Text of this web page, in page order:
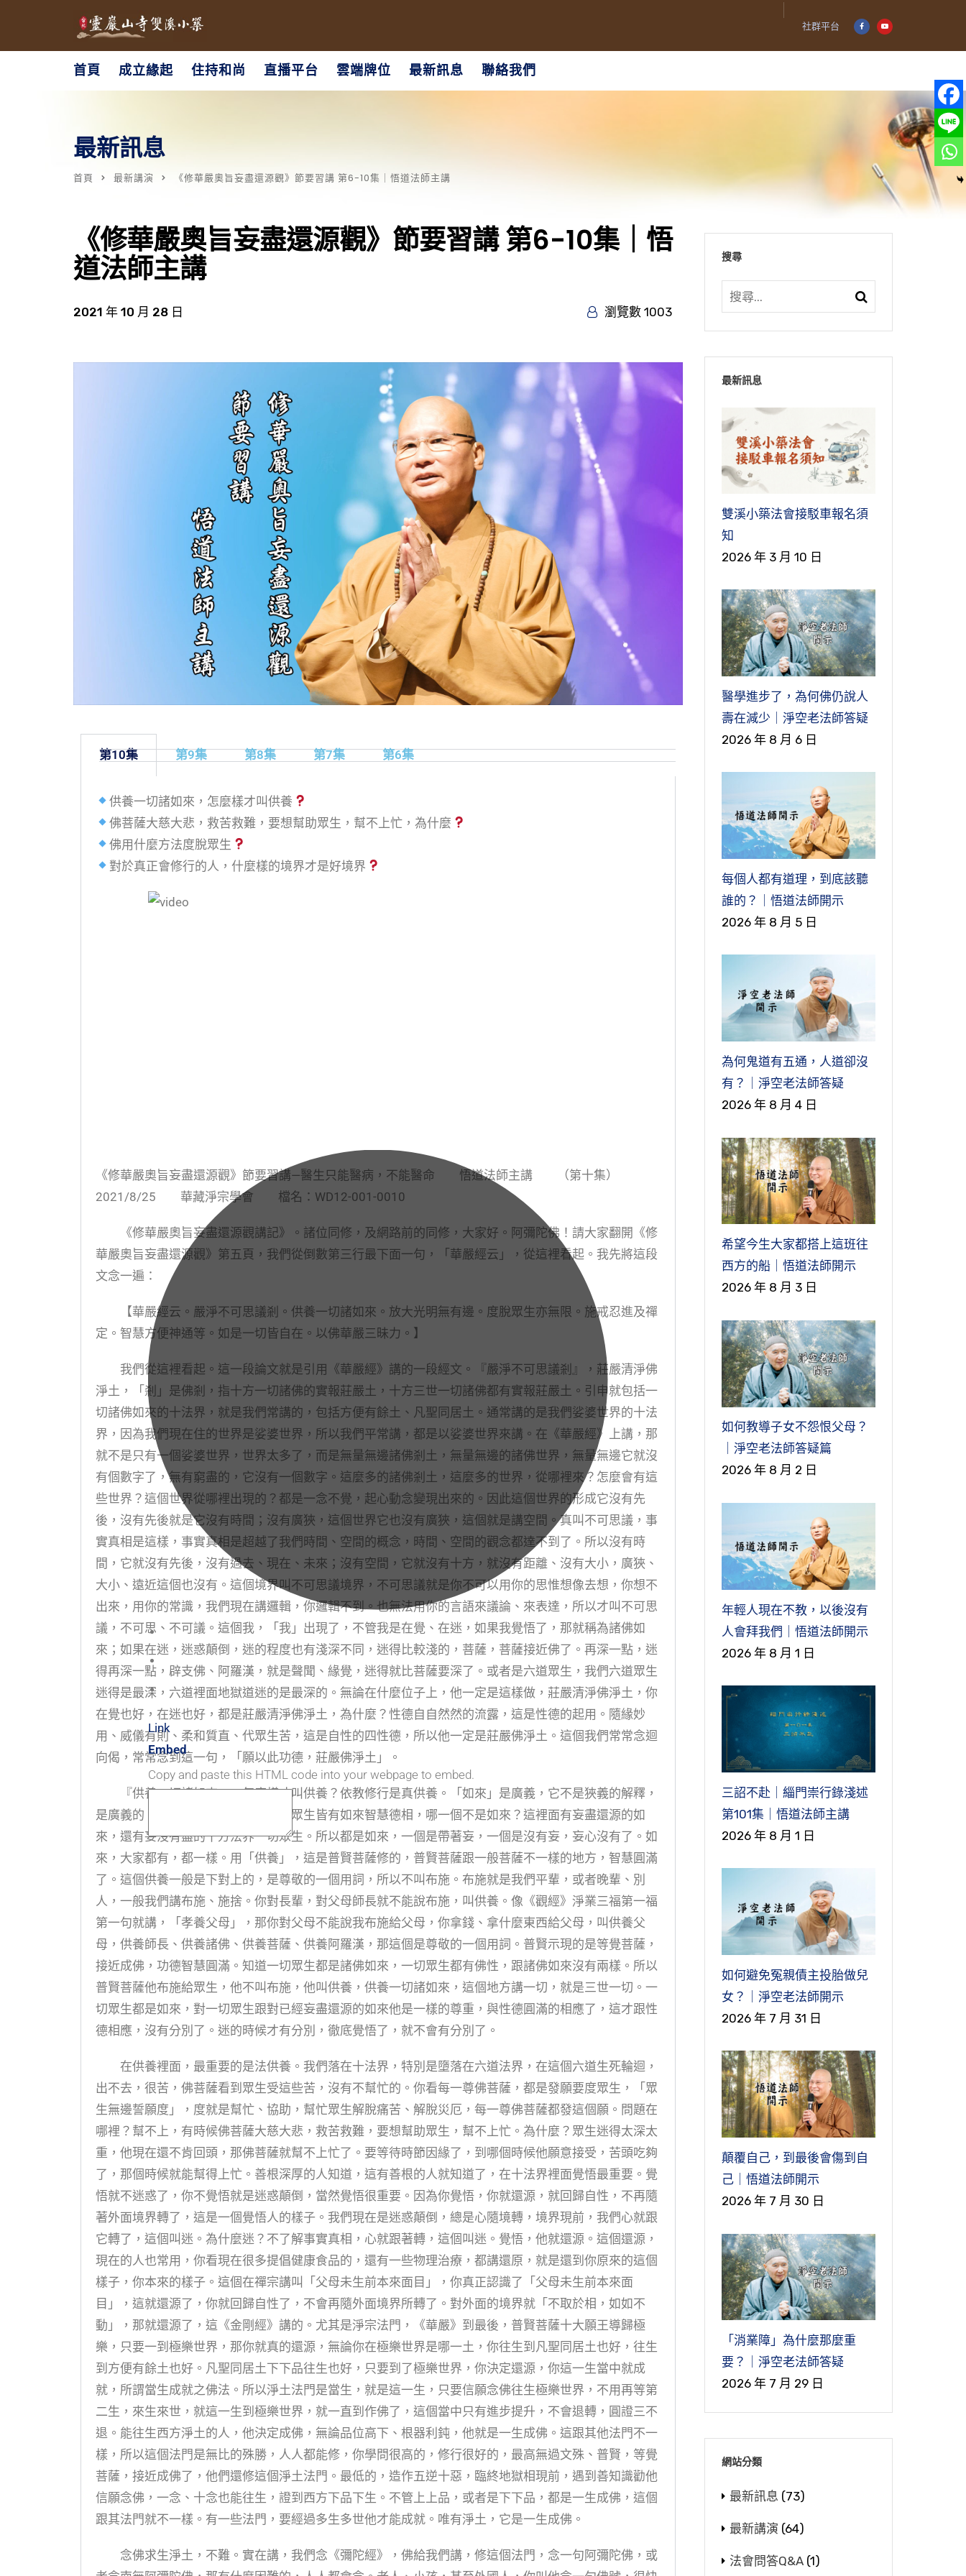
社群平台
首頁 成立緣起 住持和尚 直播平台 雲端牌位 最新訊息 聯絡我們
最新訊息
首頁 最新講演 《修華嚴奧旨妄盡還源觀》節要習講 第6-10集｜悟道法師主講
《修華嚴奧旨妄盡還源觀》節要習講 第6-10集｜悟
道法師主講
2021 年 10 月 28 日 瀏覽數 1003
第10集 第9集 第8集 第7集 第6集
供養一切諸如來，怎麼樣才叫供養
佛菩薩大慈大悲，救苦救難，要想幫助眾生，幫不上忙，為什麼
佛用什麼方法度脫眾生
對於真正會修行的人，什麼樣的境界才是好境界
Link
Embed
Copy and paste this HTML code into your webpage to embed.
《修華嚴奧旨妄盡還源觀》節要習講—醫生只能醫病，不能醫命 悟道法師主講 （第十集）
2021/8/25 華藏淨宗學會 檔名：WD12-001-0010
《修華嚴奧旨妄盡還源觀講記》。諸位同修，及網路前的同修，大家好。阿彌陀佛！請大家翻開《修
華嚴奧旨妄盡還源觀》第五頁，我們從倒數第三行最下面一句，「華嚴經云」，從這裡看起。我先將這段
文念一遍：
【華嚴經云。嚴淨不可思議剎。供養一切諸如來。放大光明無有邊。度脫眾生亦無限。施戒忍進及禪
定。智慧方便神通等。如是一切皆自在。以佛華嚴三昧力。】
我們從這裡看起。這一段論文就是引用《華嚴經》講的一段經文。『嚴淨不可思議剎』，莊嚴清淨佛
淨土，「剎」是佛剎，指十方一切諸佛的實報莊嚴土，十方三世一切諸佛都有實報莊嚴土。引申就包括一
切諸佛如來的十法界，就是我們常講的，包括方便有餘土、凡聖同居土。通常講的是我們娑婆世界的十法
界，因為我們現在住的世界是娑婆世界，所以我們平常講，都是以娑婆世界來講。在《華嚴經》上講，那
就不是只有一個娑婆世界，世界太多了，而是無量無邊諸佛剎土，無量無邊的諸佛世界，無量無邊它就沒
有個數字了，無有窮盡的，它沒有一個數字。這麼多的諸佛剎土，這麼多的世界，從哪裡來？怎麼會有這
些世界？這個世界從哪裡出現的？都是一念不覺，起心動念變現出來的。因此這個世界的形成它沒有先
後，沒有先後就是它沒有時間；沒有廣狹，這個世界它也沒有廣狹，這個就是講空間。真叫不可思議，事
實真相是這樣，事實真相是超越了我們時間、空間的概念，時間、空間的觀念都達不到了。所以沒有時
間，它就沒有先後，沒有過去、現在、未來；沒有空間，它就沒有十方，就沒有距離、沒有大小，廣狹、
大小、遠近這個也沒有。這個境界叫不可思議境界，不可思議就是你不可以用你的思惟想像去想，你想不
出來，用你的常識，我們現在講邏輯，你邏輯不到。也無法用你的言語來議論、來表達，所以才叫不可思
議，不可思、不可議。這個我，「我」出現了，不管我是在覺、在迷，如果我覺悟了，那就稱為諸佛如
來；如果在迷，迷惑顛倒，迷的程度也有淺深不同，迷得比較淺的，菩薩，菩薩接近佛了。再深一點，迷
得再深一點，辟支佛、阿羅漢，就是聲聞、緣覺，迷得就比菩薩要深了。或者是六道眾生，我們六道眾生
迷得是最深，六道裡面地獄道迷的是最深的。無論在什麼位子上，他一定是這樣做，莊嚴清淨佛淨土，你
在覺也好，在迷也好，都是莊嚴清淨佛淨土，為什麼？性德自自然然的流露，這是性德的起用。隨緣妙
用、威儀有則、柔和質直、代眾生苦，這是自性的四性德，所以他一定是莊嚴佛淨土。這個我們常常念迴
向偈，常常念到這一句，「願以此功德，莊嚴佛淨土」。
『供養一切諸如來』，怎麼樣才叫供養？依教修行是真供養。「如來」是廣義，它不是狹義的解釋，
是廣義的。一切眾生本來是佛，一切眾生皆有如來智慧德相，哪一個不是如來？這裡面有妄盡還源的如
來，還有妄沒有盡的十方法界一切眾生。所以都是如來，一個是帶著妄，一個是沒有妄，妄心沒有了。如
來，大家都有，都一樣。用「供養」，這是普賢菩薩修的，普賢菩薩跟一般菩薩不一樣的地方，智慧圓滿
了。這個供養一般是下對上的，是尊敬的一個用詞，所以不叫布施。布施就是我們平輩，或者晚輩、別
人，一般我們講布施、施捨。你對長輩，對父母師長就不能說布施，叫供養。像《觀經》淨業三福第一福
第一句就講，「孝養父母」，那你對父母不能說我布施給父母，你拿錢、拿什麼東西給父母，叫供養父
母，供養師長、供養諸佛、供養菩薩、供養阿羅漢，那這個是尊敬的一個用詞。普賢示現的是等覺菩薩，
接近成佛，功德智慧圓滿。知道一切眾生都是諸佛如來，一切眾生都有佛性，跟諸佛如來沒有兩樣。所以
普賢菩薩他布施給眾生，他不叫布施，他叫供養，供養一切諸如來，這個地方講一切，就是三世一切。一
切眾生都是如來，對一切眾生跟對已經妄盡還源的如來他是一樣的尊重，與性德圓滿的相應了，這才跟性
德相應，沒有分別了。迷的時候才有分別，徹底覺悟了，就不會有分別了。
在供養裡面，最重要的是法供養。我們落在十法界，特別是墮落在六道法界，在這個六道生死輪迴，
出不去，很苦，佛菩薩看到眾生受這些苦，沒有不幫忙的。你看每一尊佛菩薩，都是發願要度眾生，「眾
生無邊誓願度」，度就是幫忙、協助，幫忙眾生解脫痛苦、解脫災厄，每一尊佛菩薩都發這個願。問題在
哪裡？幫不上，有時候佛菩薩大慈大悲，救苦救難，要想幫助眾生，幫不上忙。為什麼？眾生迷得太深太
重，他現在還不肯回頭，那佛菩薩就幫不上忙了。要等待時節因緣了，到哪個時候他願意接受，苦頭吃夠
了，那個時候就能幫得上忙。善根深厚的人知道，這有善根的人就知道了，在十法界裡面覺悟最重要。覺
悟就不迷惑了，你不覺悟就是迷惑顛倒，當然覺悟很重要。因為你覺悟，你就還源，就回歸自性，不再隨
著外面境界轉了，這是一個覺悟人的樣子。我們現在是迷惑顛倒，總是心隨境轉，境界現前，我們心就跟
它轉了，這個叫迷。為什麼迷？不了解事實真相，心就跟著轉，這個叫迷。覺悟，他就還源。這個還源，
現在的人也常用，你看現在很多提倡健康食品的，還有一些物理治療，都講還原，就是還到你原來的這個
樣子，你本來的樣子。這個在禪宗講叫「父母未生前本來面目」，你真正認識了「父母未生前本來面
目」，這就還源了，你就回歸自性了，不會再隨外面境界所轉了。對外面的境界就「不取於相，如如不
動」，那就還源了，這《金剛經》講的。尤其是淨宗法門，《華嚴》到最後，普賢菩薩十大願王導歸極
樂，只要一到極樂世界，那你就真的還源，無論你在極樂世界是哪一土，你往生到凡聖同居土也好，往生
到方便有餘土也好。凡聖同居土下下品往生也好，只要到了極樂世界，你決定還源，你這一生當中就成
就，所謂當生成就之佛法。所以淨土法門是當生，就是這一生，只要信願念佛往生極樂世界，不用再等第
二生，來生來世，就這一生到極樂世界，就一直到作佛了，這個當中只有進步提升，不會退轉，圓證三不
退。能往生西方淨土的人，他決定成佛，無論品位高下、根器利鈍，他就是一生成佛。這跟其他法門不一
樣，所以這個法門是無比的殊勝，人人都能修，你學問很高的，修行很好的，最高無過文殊、普賢，等覺
菩薩，接近成佛了，他們還修這個淨土法門。最低的，造作五逆十惡，臨終地獄相現前，遇到善知識勸他
信願念佛，一念、十念也能往生，證到西方下品下生。不管上上品，或者是下下品，都是一生成佛，這個
跟其法門就不一樣。有一些法門，要經過多生多世他才能成就。唯有淨土，它是一生成佛。
念佛求生淨土，不難。實在講，我們念《彌陀經》，佛給我們講，修這個法門，念一句阿彌陀佛，或
搜尋
最新訊息
雙溪小築法會接駁車報名須
知
2026 年 3 月 10 日
醫學進步了，為何佛仍說人
壽在減少｜淨空老法師答疑
2026 年 8 月 6 日
每個人都有道理，到底該聽
誰的？｜悟道法師開示
2026 年 8 月 5 日
為何鬼道有五通，人道卻沒
有？｜淨空老法師答疑
2026 年 8 月 4 日
希望今生大家都搭上這班往
西方的船｜悟道法師開示
2026 年 8 月 3 日
如何教導子女不怨恨父母？
｜淨空老法師答疑篇
2026 年 8 月 2 日
年輕人現在不教，以後沒有
人會拜我們｜悟道法師開示
2026 年 8 月 1 日
三詔不赴｜緇門崇行錄淺述
第101集｜悟道法師主講
2026 年 8 月 1 日
如何避免冤親債主投胎做兒
女？｜淨空老法師開示
2026 年 7 月 31 日
顛覆自己，到最後會傷到自
己｜悟道法師開示
2026 年 7 月 30 日
「消業障」為什麼那麼重
要？｜淨空老法師答疑
2026 年 7 月 29 日
網站分類
最新訊息 (73)
最新講演 (64)
法會問答Q&A(1)